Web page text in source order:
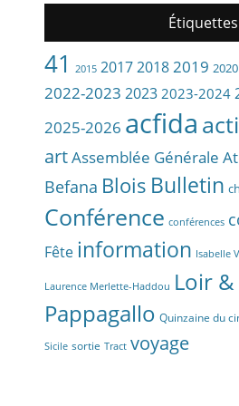
l’ACFIDA
Étiquettes
41 2015 201720182019 2020
2022-2023 2023 2023-2024
2025-2026 acfida
artAssemblée Générale
Befana Blois Bulletin
Conférence conférences
Fête information Isabelle
Laurence Merlette-Haddou Loir
Pappagallo Quinzaine du
Sicile sortie Tract voyage